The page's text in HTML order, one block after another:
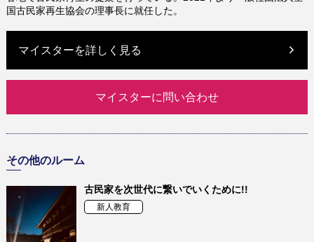
国古民家再生協会の理事長に就任した。
マイスターを詳しく見る
マイスターに問い合わせ
その他のルーム
古民家を次世代に繋いでいくために!!
新人教育